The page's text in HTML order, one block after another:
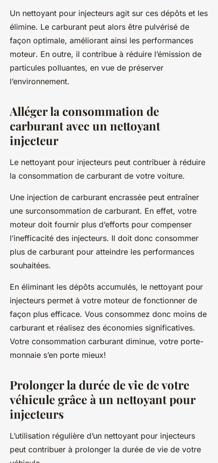
Un nettoyant pour injecteurs agit sur ces dépôts et les
élimine. Le carburant peut alors être pulvérisé de
façon optimale, améliorant ainsi les performances
moteur. En outre, il contribue à réduire l’émission de
particules polluantes, en vue de préserver
l’environnement.
Alléger la consommation de
carburant avec un nettoyant
injecteur
Le nettoyant pour injecteurs peut contribuer à réduire
la consommation de carburant de votre voiture.
Une injection de carburant encrassée peut entraîner
une surconsommation de carburant. En effet, votre
moteur doit fournir plus d’efforts pour compenser
l’inefficacité des injecteurs. Il doit donc consommer
plus de carburant pour atteindre les performances
souhaitées.
En éliminant les dépôts accumulés, le nettoyant pour
injecteurs permet à votre moteur de fonctionner de
façon plus efficace. Vous consommez donc moins de
carburant et réalisez des économies significatives.
Votre consommation carburant diminue, votre porte-
monnaie s’en porte mieux!
Prolonger la durée de vie de votre
véhicule grâce à un nettoyant pour
injecteurs
L’utilisation régulière d’un nettoyant pour injecteurs
peut contribuer à prolonger la durée de vie de votre